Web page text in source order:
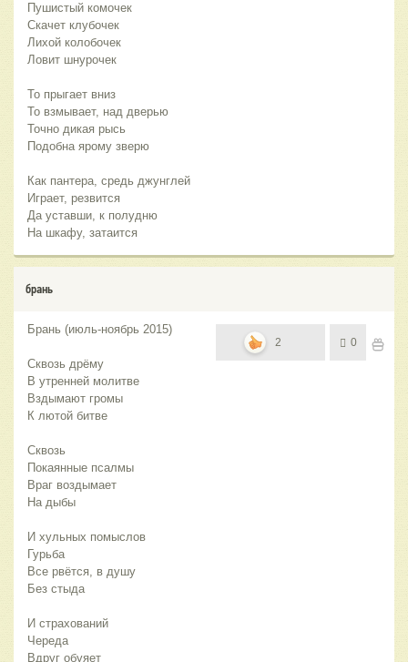
Пушистый комочек
Скачет клубочек
Лихой колобочек
Ловит шнурочек
То прыгает вниз
То взмывает, над дверью
Точно дикая рысь
Подобна ярому зверю
Как пантера, средь джунглей
Играет, резвится
Да уставши, к полудню
На шкафу, затаится
брань
Брань (июль-ноябрь 2015)
Сквозь дрёму
В утренней молитве
Вздымают громы
К лютой битве
Сквозь
Покаянные псалмы
Враг воздымает
На дыбы
И хульных помыслов
Гурьба
Все рвётся, в душу
Без стыда
И страхований
Череда
Вдруг обуяет
2 0